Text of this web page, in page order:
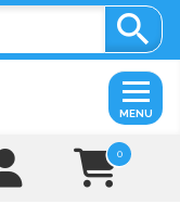

0
MENU